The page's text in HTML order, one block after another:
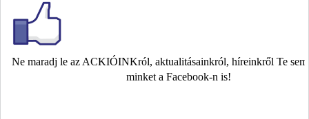
Ne maradj le az ACKIÓINKról, aktualitásainkról, híreinkről Te
minket a Facebook-n is!